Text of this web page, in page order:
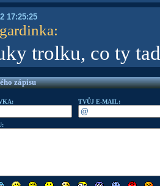
17:25:25
:
trolku, co ty
zápisu
TVŮJ E-MAIL: